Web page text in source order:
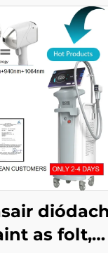
diódach
as folt,